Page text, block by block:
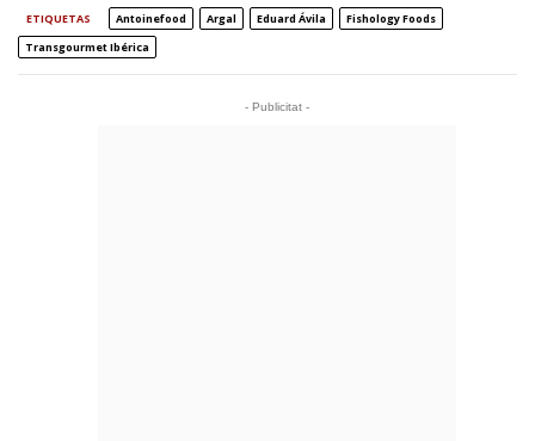
ETIQUETAS Antoinefood Argal Eduard Ávila
Fishology Foods
Transgourmet Ibérica
- Publicitat -